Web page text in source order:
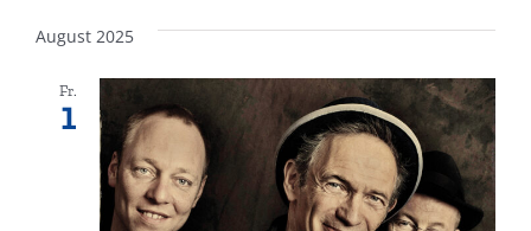
August 2025
Fr.
1